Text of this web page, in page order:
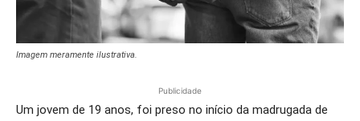
Imagem meramente ilustrativa.
Publicidade
Um jovem de 19 anos, foi preso no início da madrugada de